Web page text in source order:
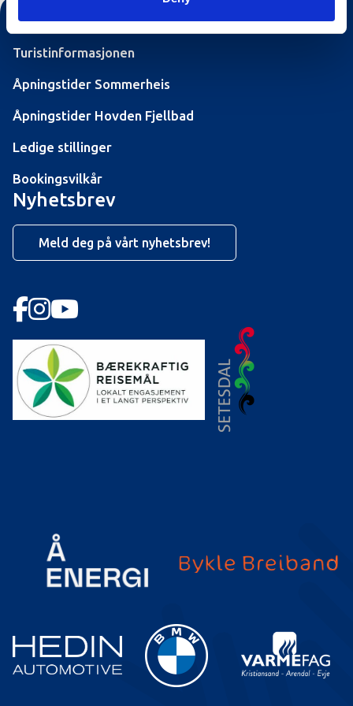
Kontakt oss
Turistinformasjonen
Åpningstider Sommerheis
Åpningstider Hovden Fjellbad
Ledige stillinger
Bookingsvilkår
Nyhetsbrev
Meld deg på vårt nyhetsbrev!